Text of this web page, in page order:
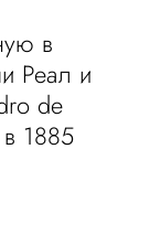
в
Реал и
de
1885